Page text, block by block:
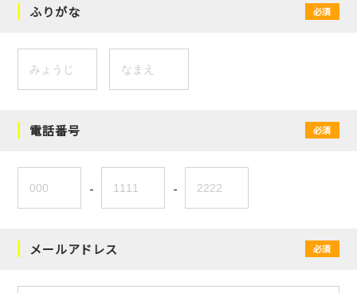
ふりがな 必須
電話番号 必須
- -
メールアドレス 必須